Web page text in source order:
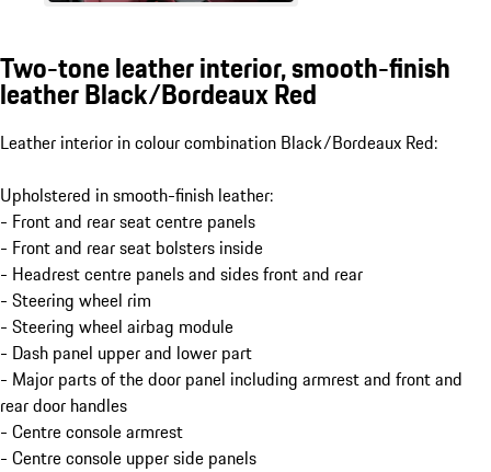
Two-tone leather interior, smooth-finish
leather Black/Bordeaux Red
Leather interior in colour combination Black/Bordeaux Red:
Upholstered in smooth-finish leather:
- Front and rear seat centre panels
- Front and rear seat bolsters inside
- Headrest centre panels and sides front and rear
- Steering wheel rim
- Steering wheel airbag module
- Dash panel upper and lower part
- Major parts of the door panel including armrest and front and
rear door handles
- Centre console armrest
- Centre console upper side panels